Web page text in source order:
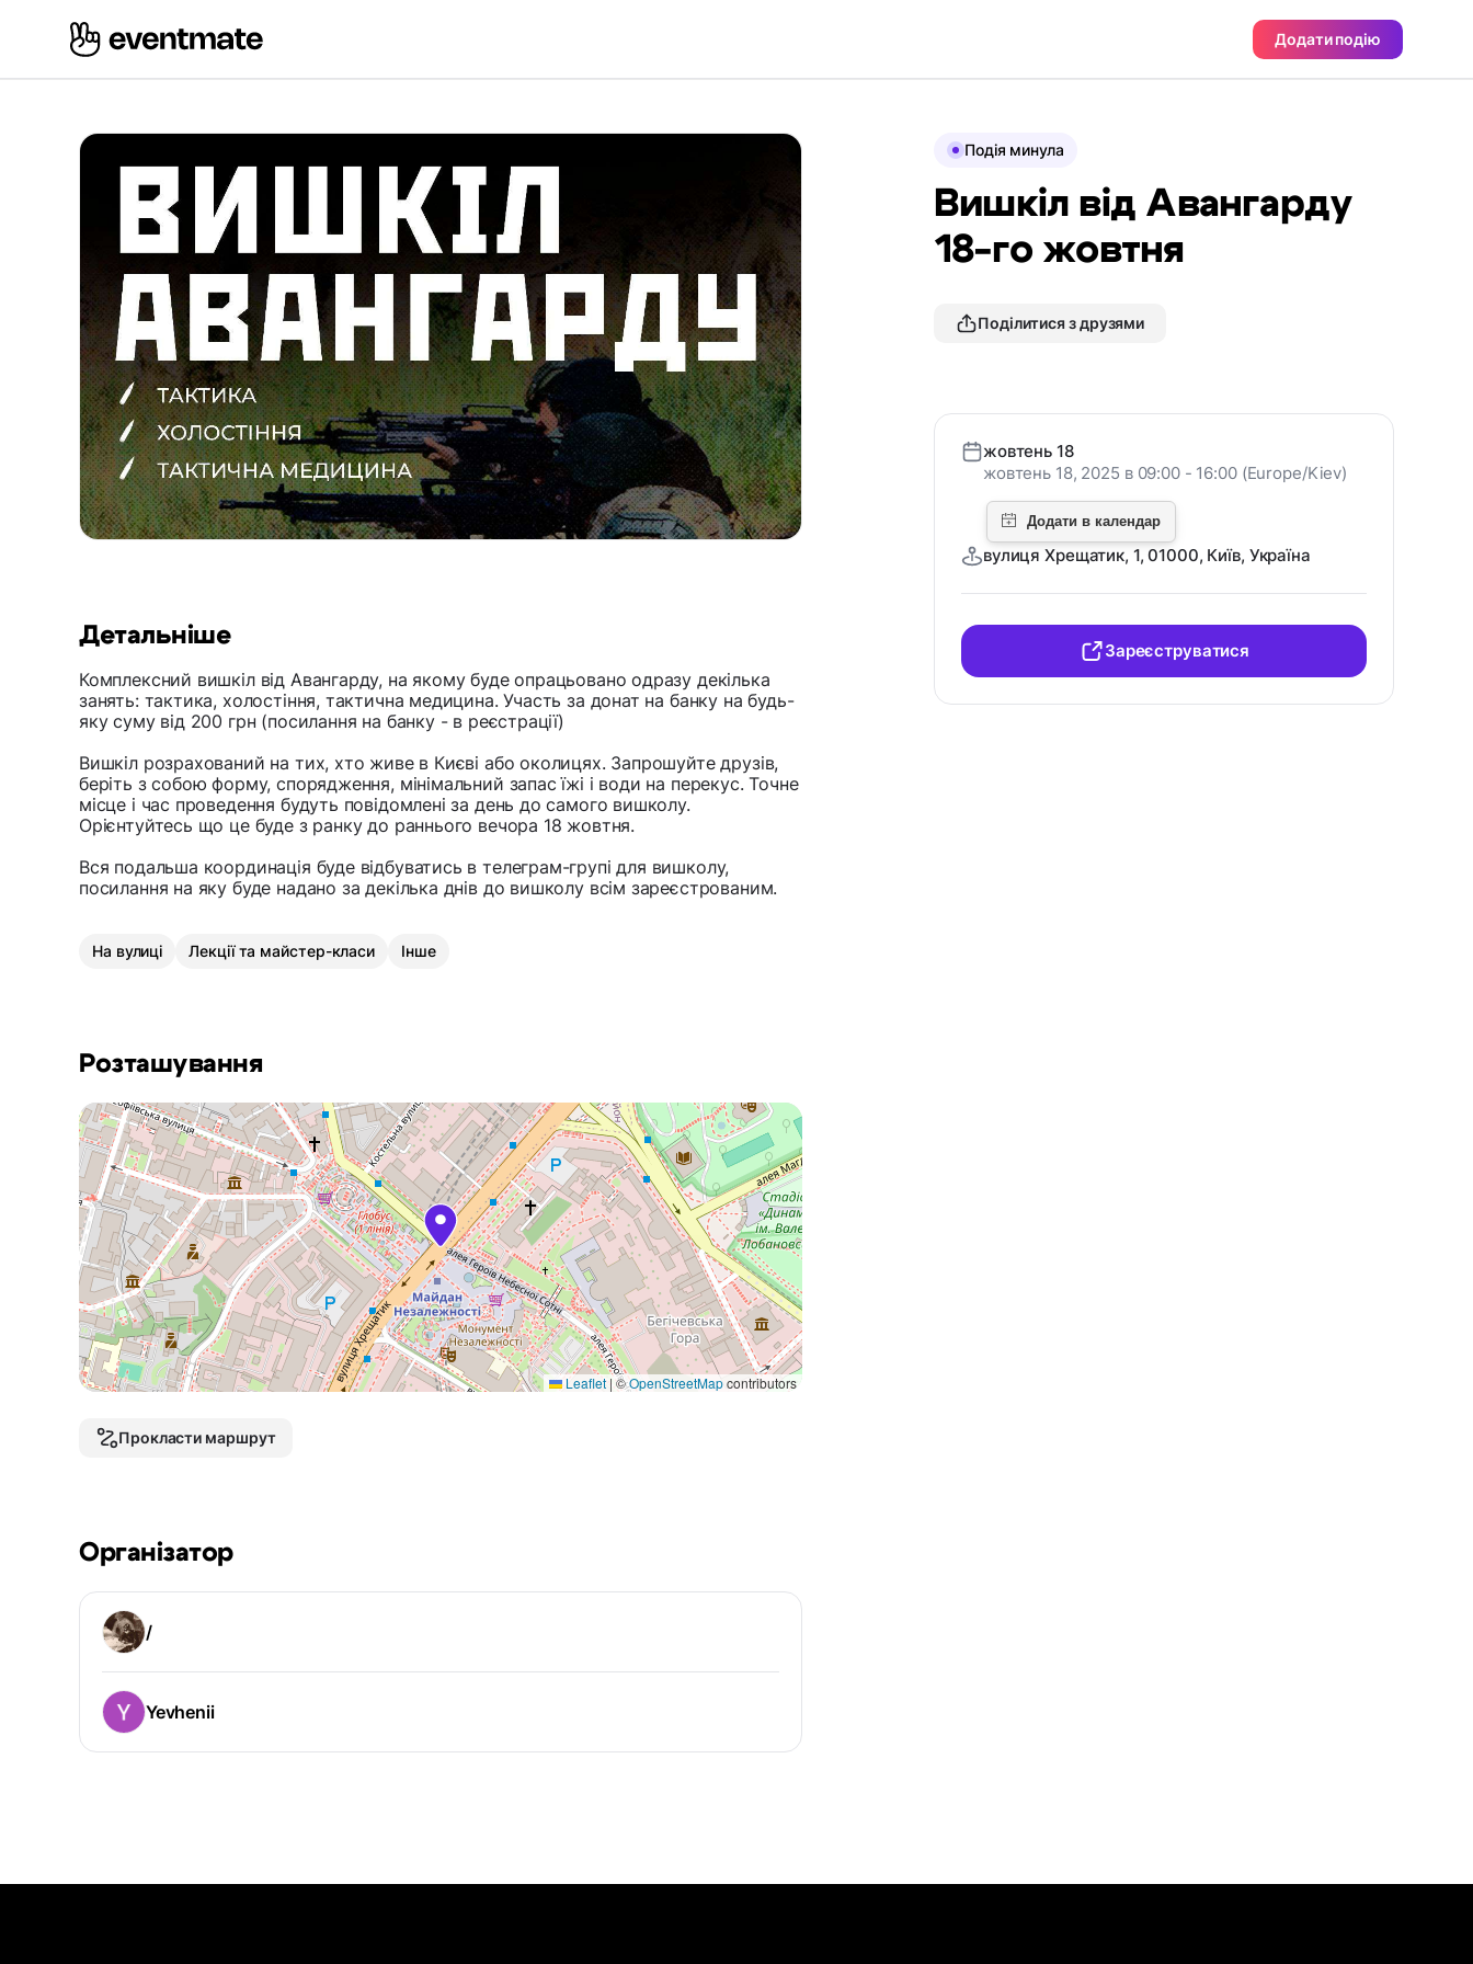
Додати подію
Детальніше
Комплексний вишкіл від Авангарду, на якому буде опрацьовано одразу декілька
занять: тактика, холостіння, тактична медицина. Участь за донат на банку на будь-
яку суму від 200 грн (посилання на банку - в реєстрації)
Вишкіл розрахований на тих, хто живе в Києві або околицях. Запрошуйте друзів,
беріть з собою форму, спорядження, мінімальний запас їжі і води на перекус. Точне
місце і час проведення будуть повідомлені за день до самого вишколу.
Орієнтуйтесь що це буде з ранку до раннього вечора 18 жовтня.
Вся подальша координація буде відбуватись в телеграм-групі для вишколу,
посилання на яку буде надано за декілька днів до вишколу всім зареєстрованим.
На вулиці Лекції та майстер-класи Інше
Розташування
Leaflet |©OpenStreetMapcontributors
Прокласти маршрут
Організатор
/
Yevhenii
Подія минула
Вишкіл від Авангарду
18-го жовтня
Поділитися з друзями
жовтень 18
жовтень 18, 2025 в 09:00 - 16:00 (Europe/Kiev)
вулиця Хрещатик, 1, 01000, Київ, Україна
Зареєструватися